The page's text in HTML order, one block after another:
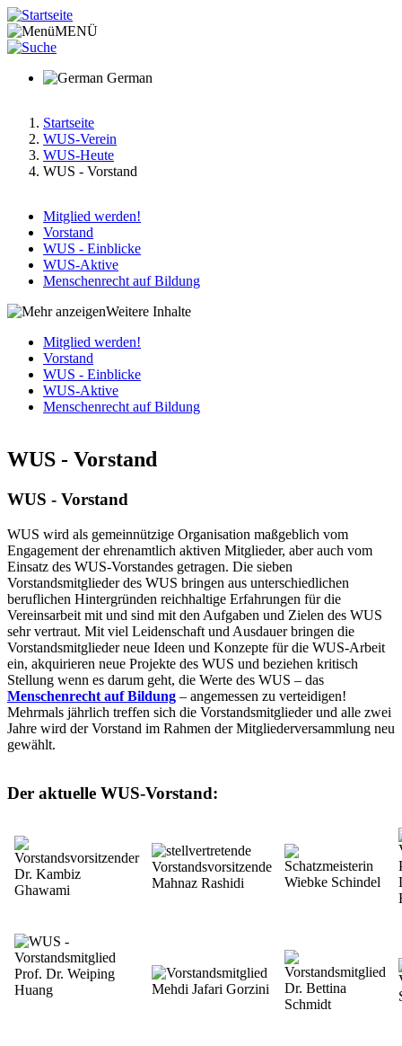
Direkt
zum
Inhalt
MENÜ
German
Pfadnavigation
Startseite
WUS-Verein
WUS-Heute
WUS - Vorstand
Main
menu
Mitglied werden!
Vorstand
WUS - Einblicke
WUS-Aktive
Menschenrecht auf Bildung
Weitere Inhalte
Hauptnavigation-
deepest
Mitglied werden!
Vorstand
WUS - Einblicke
WUS-Aktive
Menschenrecht auf Bildung
WUS - Vorstand
WUS - Vorstand
WUS wird als gemeinnützige Organisation maßgeblich vom
Engagement der ehrenamtlich aktiven Mitglieder, aber auch vom
Einsatz des WUS-Vorstandes getragen. Die sieben
Vorstandsmitglieder des WUS bringen aus unterschiedlichen
beruflichen Hintergründen reichhaltige Erfahrungen für die
Vereinsarbeit mit und sind mit den Aufgaben und Zielen des WUS
sehr vertraut. Mit viel Leidenschaft und Ausdauer bringen die
Vorstandsmitglieder neue Ideen und Konzepte für die WUS-Arbeit
ein, akquirieren neue Projekte des WUS und beziehen kritisch
Stellung wenn es darum geht, die Werte des WUS – das
Menschenrecht auf Bildung – angemessen zu verteidigen!
Mehrmals jährlich treffen sich die Vorstandsmitglieder und alle zwei
Jahre wird der Vorstand im Rahmen der Mitgliederversammlung neu
gewählt.
Der aktuelle WUS-Vorstand: